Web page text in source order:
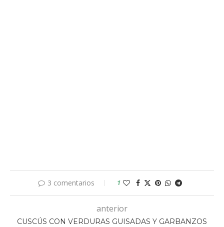
3 comentarios 1
anterior
CUSCÚS CON VERDURAS GUISADAS Y GARBANZOS